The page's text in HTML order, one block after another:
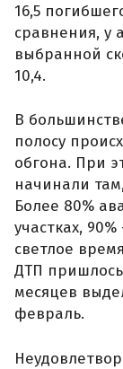
16,5
сравнения, у
выбранной
10,4.
В
полосу
обгона. При
начинали
Более 80%
участках,
светлое
ДТП пришлось
месяцев
февраль.